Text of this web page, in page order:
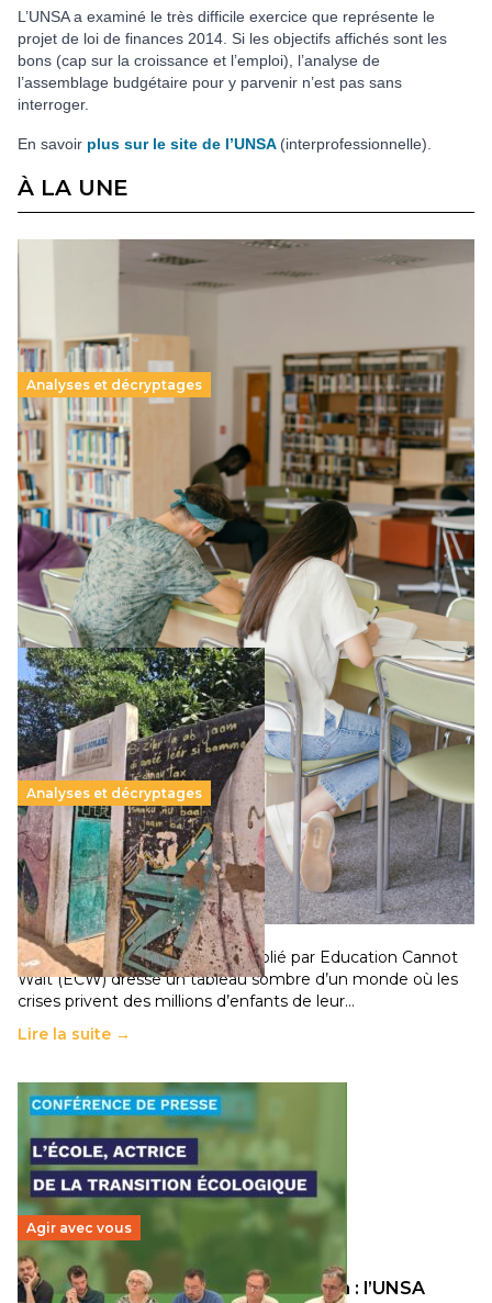
L’UNSA a examiné le très difficile exercice que représente le
projet de loi de finances 2014. Si les objectifs affichés sont les
bons (cap sur la croissance et l’emploi), l’analyse de
l’assemblage budgétaire pour y parvenir n’est pas sans
interroger.
En savoir plus sur le site de l’UNSA (interprofessionnelle).
À LA UNE
Analyses et décryptages
Supérieur privé : une dérive qui met à mal la
promesse républicaine
11 juillet 2026-
Le projet de loi sur la régulation de l’enseignement
supérieur privé met en lumière l’amplification d’un système
qui relègue l’acte pédagogique au superfétatoire, voire à…
Lire la suite →
Analyses et décryptages
258 millions d’enfants victimes de la guerre, des
chocs climatiques et des déplacements de
population
11 juillet 2026- National
Un nouveau rapport mondial publié par Education Cannot
Wait (ECW) dresse un tableau sombre d’un monde où les
crises privent des millions d’enfants de leur…
Lire la suite →
Agir avec vous
Transition écologique de l’éducation : l’UNSA